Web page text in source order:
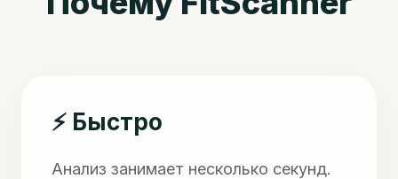
⚡ Быстро
Анализ занимает несколько секунд.